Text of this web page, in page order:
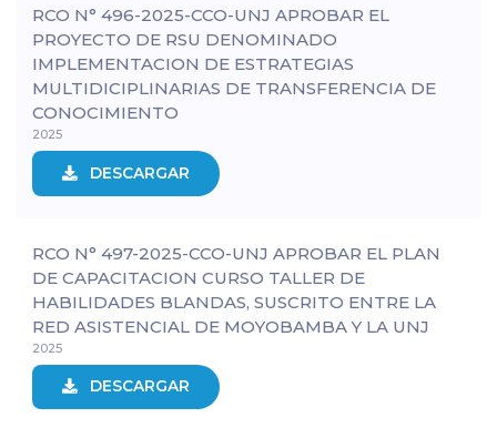
RCO N° 496-2025-CCO-UNJ APROBAR EL
PROYECTO DE RSU DENOMINADO
IMPLEMENTACION DE ESTRATEGIAS
MULTIDICIPLINARIAS DE TRANSFERENCIA DE
CONOCIMIENTO
2025
DESCARGAR
RCO N° 497-2025-CCO-UNJ APROBAR EL PLAN
DE CAPACITACION CURSO TALLER DE
HABILIDADES BLANDAS, SUSCRITO ENTRE LA
RED ASISTENCIAL DE MOYOBAMBA Y LA UNJ
2025
DESCARGAR